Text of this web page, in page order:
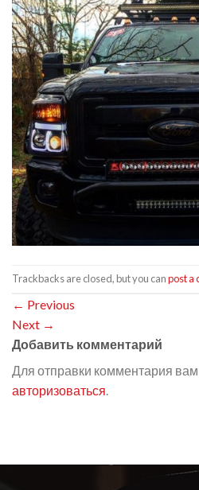
Trackbacks are closed, but you canpost a
← Previous
Next →
Добавить комментарий
Для отправки комментария
авторизоваться.